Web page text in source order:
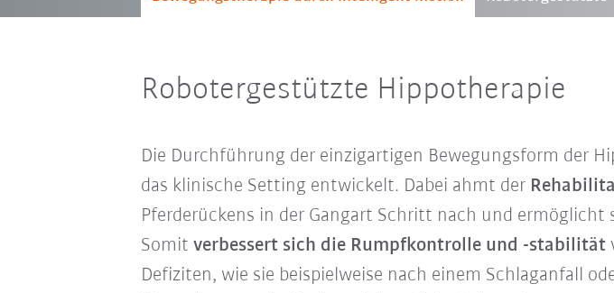
Robotergestützte Hippotherapie
Die Durchführung der einzigartigen Bewegungsform der
das klinische Setting entwickelt. Dabei ahmt der
Pferderückens in der Gangart Schritt nach und ermöglicht
Somit verbessert sich die Rumpfkontrolle und -stabilität
Defiziten, wie sie beispielweise nach einem Schlaganfall